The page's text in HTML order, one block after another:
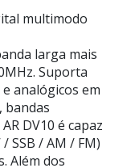
multimodo
larga mais
Suporta
analógicos em
bandas
DV10 é capaz
SSB / AM / FM)
Além dos